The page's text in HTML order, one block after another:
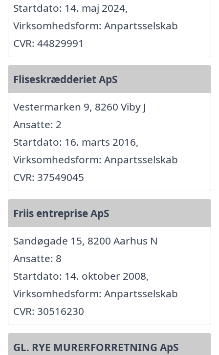
Startdato: 14. maj 2024,
Virksomhedsform: Anpartsselskab
CVR: 44829991
Fliseskrædderiet ApS
Vestermarken 9, 8260 Viby J
Ansatte: 2
Startdato: 16. marts 2016,
Virksomhedsform: Anpartsselskab
CVR: 37549045
Friis entreprise ApS
Sandøgade 15, 8200 Aarhus N
Ansatte: 8
Startdato: 14. oktober 2008,
Virksomhedsform: Anpartsselskab
CVR: 30516230
GL. RYE MURERFORRETNING ApS